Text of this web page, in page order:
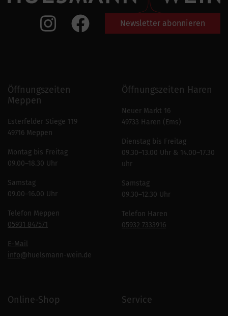
Newsletter abonnieren
Öffnungszeiten
Meppen
Esterfelder Stiege 119
49716 Meppen
Montag bis Freitag
09.00–18.30 Uhr
Samstag
09.00–16.00 Uhr
Telefon Meppen
05931 847571
E-Mail
info@huelsmann-wein.de
Öffnungszeiten Haren
Neuer Markt 16
49733 Haren (Ems)
Dienstag bis Freitag
09.30–13.00 Uhr & 14.00–17.30
uhr
Samstag
09.30–12.30 Uhr
Telefon Haren
05932 7333916
Online-Shop Service